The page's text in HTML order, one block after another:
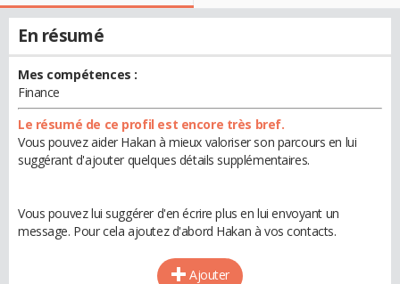
En résumé
Mes compétences :
Finance
Le résumé de ce profil est encore très bref.
Vous pouvez aider Hakan à mieux valoriser son parcours en lui
suggérant d'ajouter quelques détails supplémentaires.
Vous pouvez lui suggérer d'en écrire plus en lui envoyant un
message. Pour cela ajoutez d'abord Hakan à vos contacts.
Ajouter